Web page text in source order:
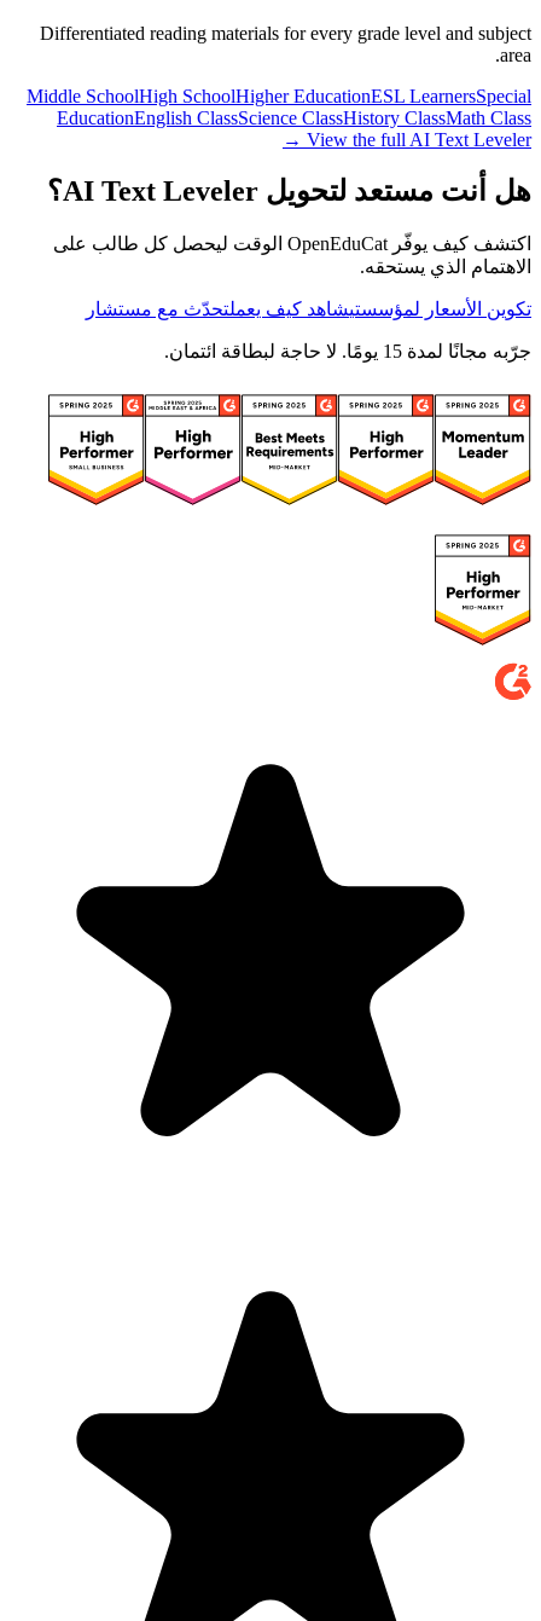
Differentiated reading materials for every grade level and subject
area.
Middle SchoolHigh SchoolHigher EducationESL LearnersSpecial
EducationEnglish ClassScience ClassHistory ClassMath Class
View the full AI Text Leveler →
هل أنت مستعد لتحويل AI Text Leveler؟
اكتشف كيف يوفّر OpenEduCat الوقت ليحصل كل طالب على
الاهتمام الذي يستحقه.
تكوين الأسعار لمؤسستيشاهد كيف يعملتحدّث مع مستشار
جرّبه مجانًا لمدة 15 يومًا. لا حاجة لبطاقة ائتمان.